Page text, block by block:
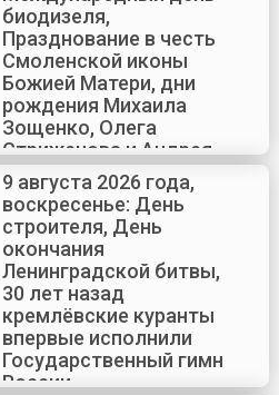
биодизеля,
Празднование в честь
Смоленской иконы
Божией Матери, дни
рождения Михаила
Зощенко, Олега
Стриженова и Андрея
Краско
9 августа 2026 года,
воскресенье: День
строителя, День
окончания
Ленинградской битвы,
30 лет назад
кремлёвские куранты
впервые исполнили
Государственный гимн
России